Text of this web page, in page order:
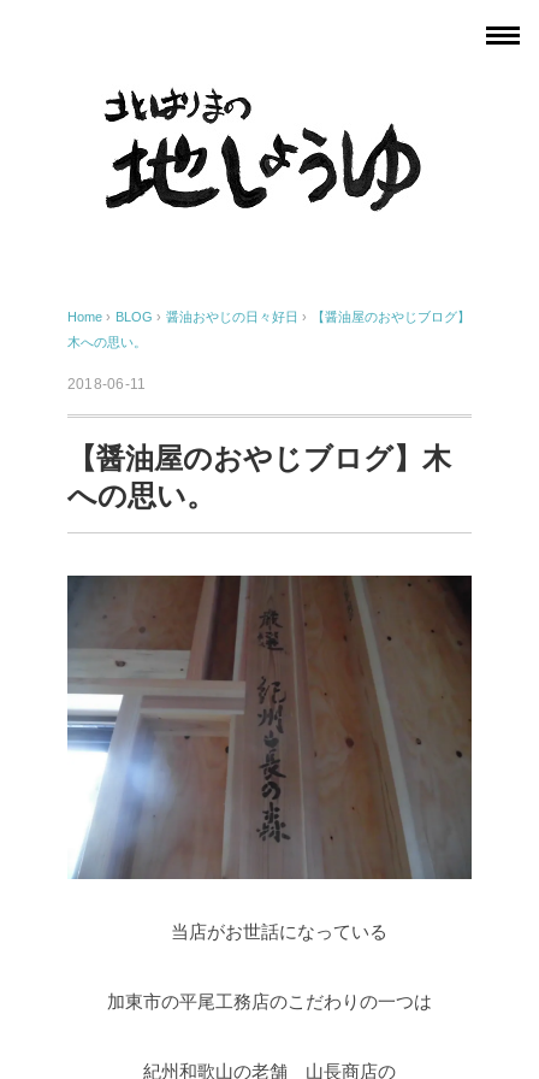
Home › BLOG › 醤油おやじの日々好日 ›
【醤油屋のおやじブログ】
木への思い。
2018-06-11
【醤油屋のおやじブログ】木
への思い。
当店がお世話になっている
加東市の平尾工務店のこだわりの一つは
紀州和歌山の老舗 山長商店の